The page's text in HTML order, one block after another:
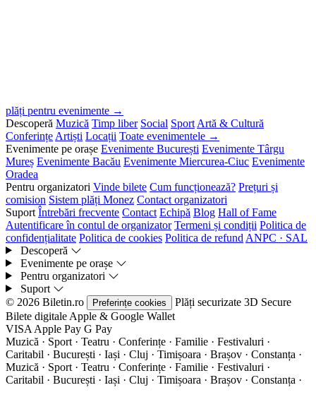
plăți pentru evenimente →
Descoperă Muzică Timp liber Social Sport Artă & Cultură
Conferințe Artiști Locații Toate evenimentele →
Evenimente pe orașe Evenimente București Evenimente Târgu
Mureș Evenimente Bacău Evenimente Miercurea-Ciuc Evenimente
Oradea
Pentru organizatori Vinde bilete Cum funcționează? Prețuri și
comision Sistem plăți Monez Contact organizatori
Suport Întrebări frecvente Contact Echipă Blog Hall of Fame
Autentificare în contul de organizator Termeni și condiții Politica de
confidențialitate Politica de cookies Politica de refund ANPC · SAL
Descoperă
Evenimente pe orașe
Pentru organizatori
Suport
© 2026 Biletin.ro
Preferințe cookies Plăți securizate 3D Secure
Bilete digitale Apple & Google Wallet
VISA Apple Pay G Pay
Muzică · Sport · Teatru · Conferințe · Familie · Festivaluri ·
Caritabil · București · Iași · Cluj · Timișoara · Brașov · Constanța ·
Muzică · Sport · Teatru · Conferințe · Familie · Festivaluri ·
Caritabil · București · Iași · Cluj · Timișoara · Brașov · Constanța ·